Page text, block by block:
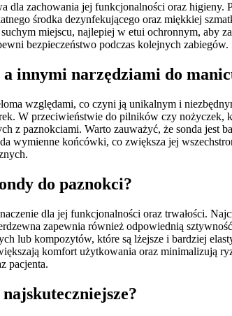
zachowania jej funkcjonalności oraz higieny.
środka dezynfekującego oraz miękkiej
miejscu, najlepiej w etui ochronnym, aby
bezpieczeństwo podczas kolejnych zabiegów.
innymi narzędziami do
względami, co czyni ją unikalnym i
W przeciwieństwie do pilników czy nożyczek,
z paznokciami. Warto zauważyć, że sonda jest
wymienne końcówki, co zwiększa jej
do paznokci?
dla jej funkcjonalności oraz trwałości.
zapewnia również odpowiednią
lub kompozytów, które są lżejsze i bardziej
komfort użytkowania oraz minimalizują
pacjenta.